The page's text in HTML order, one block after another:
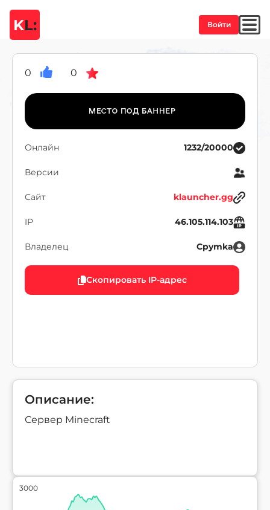
KL: Войти
0 0
Онлайн 1232/20000
Версии
Сайт klauncher.gg
IP 46.105.114.103
Владелец Cpymka
Скопировать IP-адрес
Описание:
Сервер Minecraft
3000